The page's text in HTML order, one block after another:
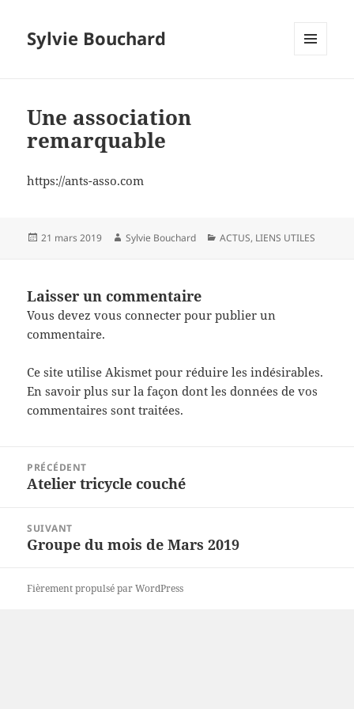
Sylvie Bouchard
Une association
remarquable
https://ants-asso.com
Publié
21 mars 2019 Auteur
Sylvie Bouchard Catégories
ACTUS, LIENS UTILES
Laisser un commentaire
Vous devezvous connecter pour publier un
commentaire.
Ce site utilise Akismet pour réduire les indésirables.
En savoir plus sur la façon dont les données de vos
commentaires sont traitées.
l’article
PRÉCÉDENT
Article
Atelier tricycle couché
SUIVANT
Article
Groupe du mois de Mars 2019
Fièrement propulsé par WordPress